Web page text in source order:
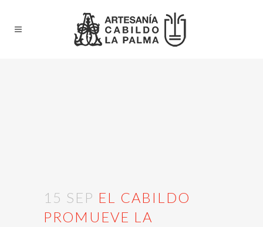
15 SEP EL CABILDO
PROMUEVE LA